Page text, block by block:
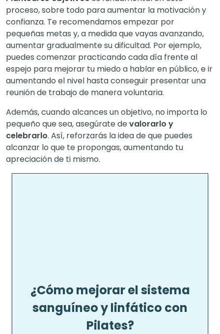
proceso, sobre todo para aumentar la motivación y
confianza. Te recomendamos empezar por
pequeñas metas y, a medida que vayas avanzando,
aumentar gradualmente su dificultad. Por ejemplo,
puedes comenzar practicando cada día frente al
espejo para mejorar tu miedo a hablar en público, e ir
aumentando el nivel hasta conseguir presentar una
reunión de trabajo de manera voluntaria.
Además, cuando alcances un objetivo, no importa lo
pequeño que sea, asegúrate devalorarlo y
celebrarlo. Así, reforzarás la idea de que puedes
alcanzar lo que te propongas, aumentando tu
apreciación de ti mismo.
¿Cómo mejorar el sistema
sanguíneo y linfático con
Pilates?